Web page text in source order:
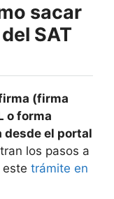
sacar
SAT
(firma
o forma
desde el portal
los pasos a
este trámite en